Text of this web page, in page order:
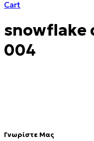
Cart
snowflake
004
Γνωρίστε Μας